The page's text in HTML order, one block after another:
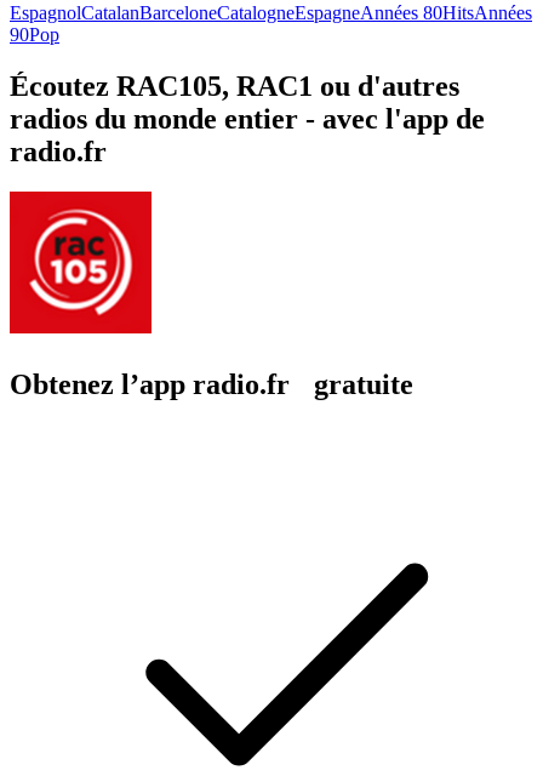
EspagnolCatalanBarceloneCatalogneEspagneAnnées 80HitsAnnées
90Pop
Écoutez RAC105, RAC1 ou d'autres
radios du monde entier - avec l'app de
radio.fr
Obtenez l’app radio.fr gratuite